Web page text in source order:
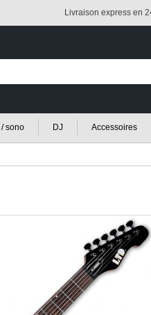
Livraison express en
sono DJ Accessoires